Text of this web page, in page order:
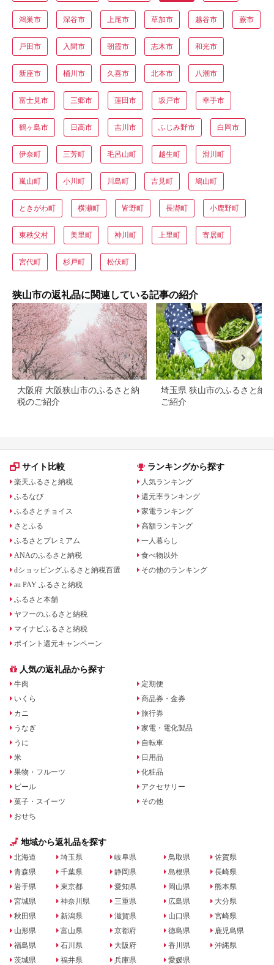
鴻巣市 深谷市 上尾市 草加市 越谷市 蕨市
戸田市 入間市 朝霞市 志木市 和光市
新座市 桶川市 久喜市 北本市 八潮市
富士見市 三郷市 蓮田市 坂戸市 幸手市
鶴ヶ島市 日高市 吉川市 ふじみ野市 白岡市
伊奈町 三芳町 毛呂山町 越生町 滑川町
嵐山町 小川町 川島町 吉見町 鳩山町
ときがわ町 横瀬町 皆野町 長瀞町 小鹿野町
東秩父村 美里町 神川町 上里町 寄居町
宮代町 杉戸町 松伏町
狭山市の返礼品に関連している記事の紹介
大阪府 大阪狭山市のふるさと納
税のご紹介
埼玉県 狭山市のふるさと納
ご紹介
サイト比較
楽天ふるさと納税
ふるなび
ふるさとチョイス
さとふる
ふるさとプレミアム
ANAのふるさと納税
dショッピングふるさと納税百選
au PAY ふるさと納税
ふるさと本舗
ヤフーのふるさと納税
マイナビふるさと納税
ポイント還元キャンペーン
ランキングから探す
人気ランキング
還元率ランキング
家電ランキング
高額ランキング
一人暮らし
食べ物以外
その他のランキング
人気の返礼品から探す
牛肉
いくら
カニ
うなぎ
うに
米
果物・フルーツ
ビール
菓子・スイーツ
おせち
定期便
商品券・金券
旅行券
家電・電化製品
自転車
日用品
化粧品
アクセサリー
その他
地域から返礼品を探す
北海道
青森県
岩手県
宮城県
秋田県
山形県
福島県
茨城県
埼玉県
千葉県
東京都
神奈川県
新潟県
富山県
石川県
福井県
岐阜県
静岡県
愛知県
三重県
滋賀県
京都府
大阪府
兵庫県
鳥取県
島根県
岡山県
広島県
山口県
徳島県
香川県
愛媛県
佐賀県
長崎県
熊本県
大分県
宮崎県
鹿児島県
沖縄県